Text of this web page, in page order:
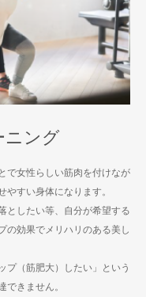
ニング
で女性らしい筋肉を付けなが
やすい身体になります。
としたい等、自分が希望する
の効果でメリハリのある美し
プ（筋肥大）したい」という
できません。